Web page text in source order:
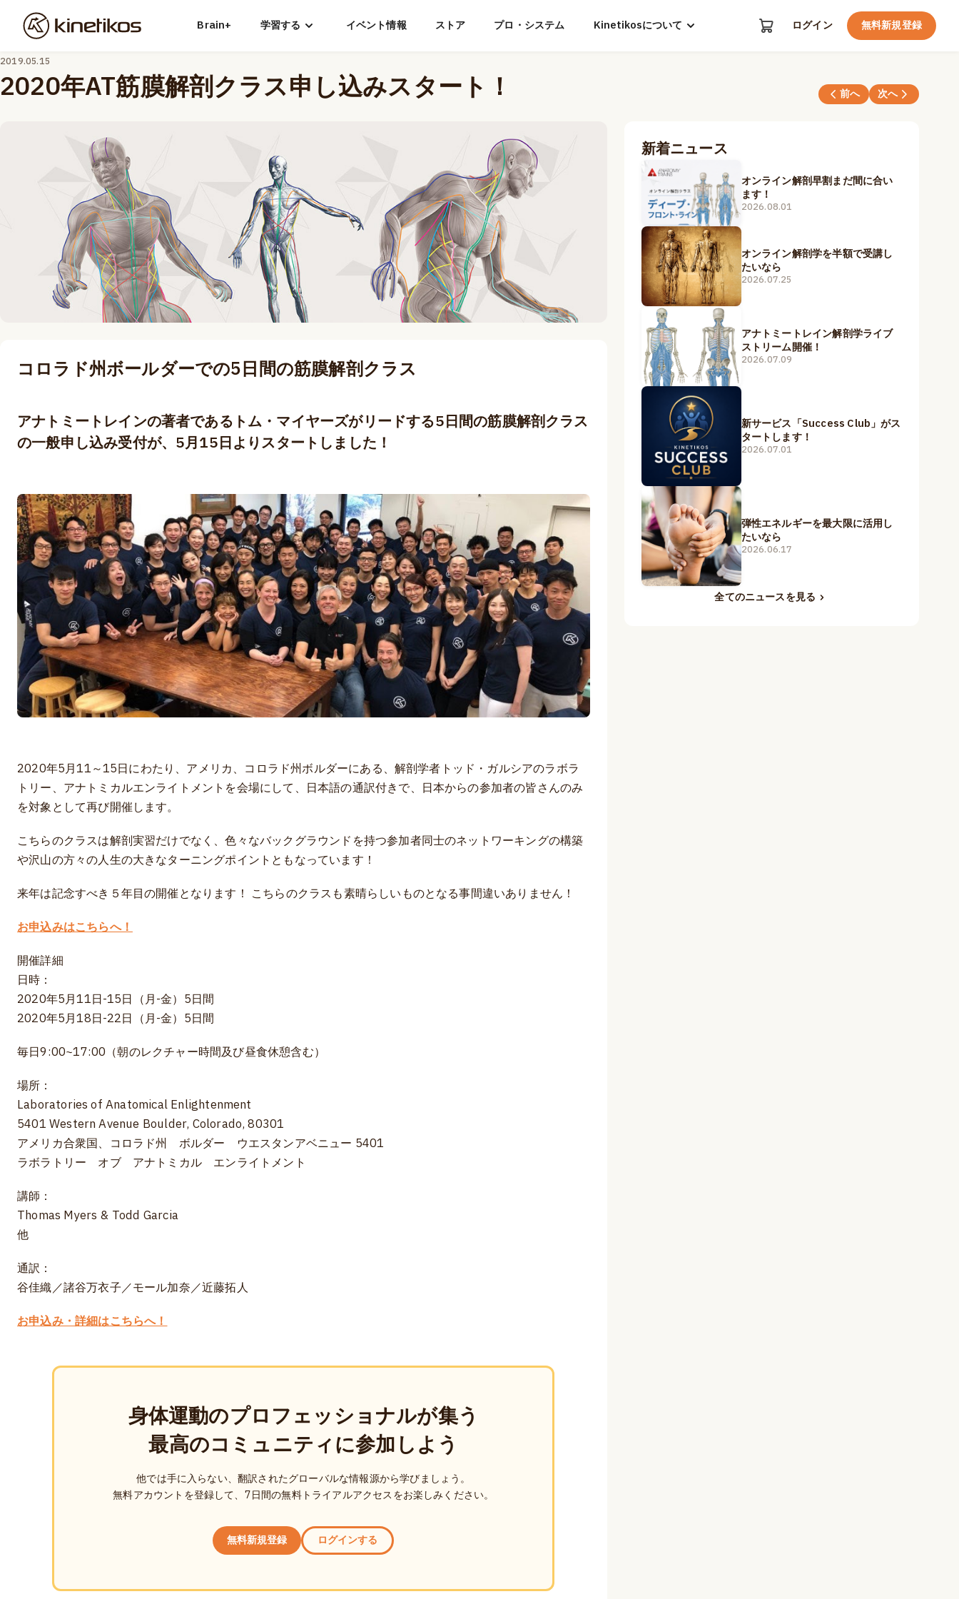
Brain+ 学習する イベント情報 ストア プロ・システム Kinetikosについて ログイン 無料新規登録
2019.05.15
2020年AT筋膜解剖クラス申し込みスタート！ 前へ 次へ
コロラド州ボールダーでの5日間の筋膜解剖クラス
アナトミートレインの著者であるトム・マイヤーズがリードする5日間の筋膜解剖クラス
の一般申し込み受付が、5月15日よりスタートしました！
2020年5月11～15日にわたり、アメリカ、コロラド州ボルダーにある、解剖学者トッド・ガルシアのラボラ
トリー、アナトミカルエンライトメントを会場にして、日本語の通訳付きで、日本からの参加者の皆さんのみ
を対象として再び開催します。
こちらのクラスは解剖実習だけでなく、色々なバックグラウンドを持つ参加者同士のネットワーキングの構築
や沢山の方々の人生の大きなターニングポイントともなっています！
来年は記念すべき５年目の開催となります！ こちらのクラスも素晴らしいものとなる事間違いありません！
お申込みはこちらへ！
開催詳細
日時：
2020年5月11日-15日（月-金）5日間
2020年5月18日-22日（月-金）5日間
毎日9:00~17:00（朝のレクチャー時間及び昼食休憩含む）
場所：
Laboratories of Anatomical Enlightenment
5401 Western Avenue Boulder, Colorado, 80301
アメリカ合衆国、コロラド州 ボルダー ウエスタンアベニュー 5401
ラボラトリー オブ アナトミカル エンライトメント
講師：
Thomas Myers & Todd Garcia
他
通訳：
谷佳織／諸谷万衣子／モール加奈／近藤拓人
お申込み・詳細はこちらへ！
身体運動のプロフェッショナルが集う
最高のコミュニティに参加しよう
他では手に入らない、翻訳されたグローバルな情報源から学びましょう。
無料アカウントを登録して、7日間の無料トライアルアクセスをお楽しみください。
無料新規登録 ログインする
新着ニュース
オンライン解剖早割まだ間に合い
ます！
2026.08.01
オンライン解剖学を半額で受講し
たいなら
2026.07.25
アナトミートレイン解剖学ライブ
ストリーム開催！
2026.07.09
新サービス「Success Club」がス
タートします！
2026.07.01
弾性エネルギーを最大限に活用し
たいなら
2026.06.17
全てのニュースを見る